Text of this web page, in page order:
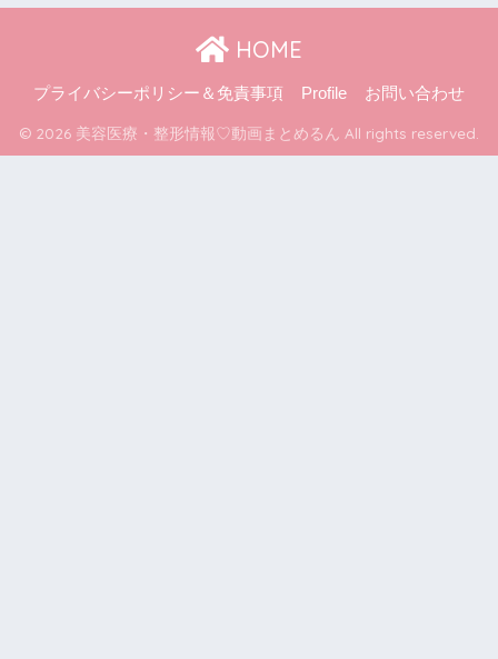
HOME
プライバシーポリシー＆免責事項 Profile お問い合わせ
© 2026 美容医療・整形情報♡動画まとめるん All rights reserved.